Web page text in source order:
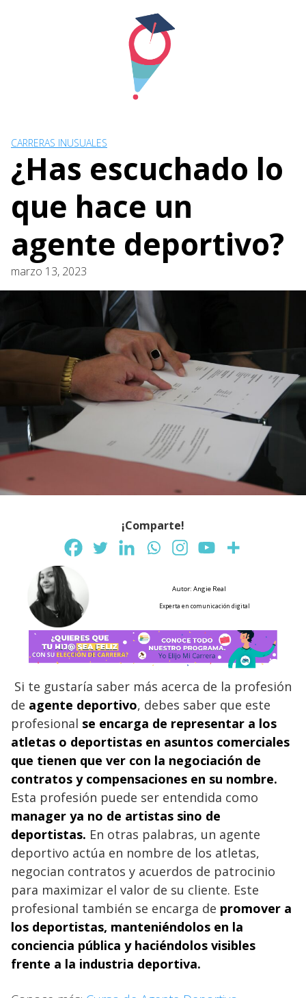
CARRERAS INUSUALES
¿Has escuchado lo
que hace un
agente deportivo?
marzo 13, 2023
¡Comparte!
Autor: Angie Real
Experta en comunicación digital
Si te gustaría saber más acerca de la profesión
de agente deportivo, debes saber que este
profesional se encarga de representar a los
atletas o deportistas en asuntos comerciales
que tienen que ver con la negociación de
contratos y compensaciones en su nombre.
Esta profesión puede ser entendida como
manager ya no de artistas sino de
deportistas. En otras palabras, un agente
deportivo actúa en nombre de los atletas,
negocian contratos y acuerdos de patrocinio
para maximizar el valor de su cliente. Este
profesional también se encarga de promover a
los deportistas, manteniéndolos en la
conciencia pública y haciéndolos visibles
frente a la industria deportiva.